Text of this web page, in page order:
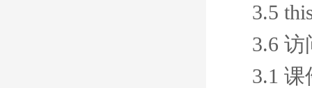
3.5
3.6
3.1 课